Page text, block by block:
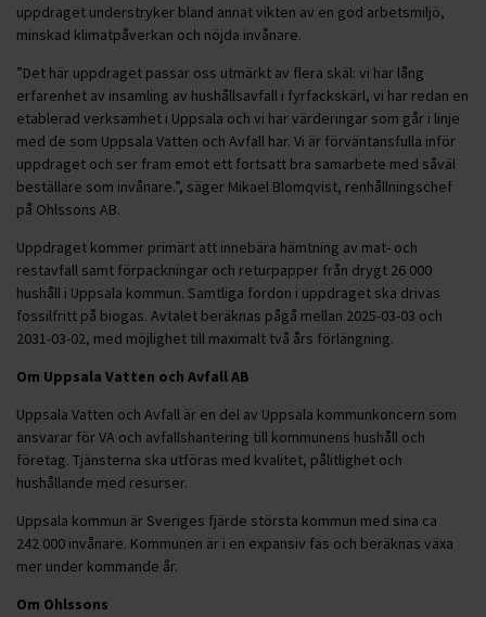
uppdraget understryker bland annat vikten av en god arbetsmiljö,
minskad klimatpåverkan och nöjda invånare.
”Det här uppdraget passar oss utmärkt av flera skäl: vi har lång
erfarenhet av insamling av hushållsavfall i fyrfackskärl, vi har redan en
etablerad verksamhet i Uppsala och vi har värderingar som går i linje
med de som Uppsala Vatten och Avfall har. Vi är förväntansfulla inför
uppdraget och ser fram emot ett fortsatt bra samarbete med såväl
beställare som invånare.”, säger Mikael Blomqvist, renhållningschef
på Ohlssons AB.
Uppdraget kommer primärt att innebära hämtning av mat- och
restavfall samt förpackningar och returpapper från drygt 26 000
hushåll i Uppsala kommun. Samtliga fordon i uppdraget ska drivas
fossilfritt på biogas. Avtalet beräknas pågå mellan 2025-03-03 och
2031-03-02, med möjlighet till maximalt två års förlängning.
Om Uppsala Vatten och Avfall AB
Uppsala Vatten och Avfall är en del av Uppsala kommunkoncern som
ansvarar för VA och avfallshantering till kommunens hushåll och
företag. Tjänsterna ska utföras med kvalitet, pålitlighet och
hushållande med resurser.
Uppsala kommun är Sveriges fjärde största kommun med sina ca
242 000 invånare. Kommunen är i en expansiv fas och beräknas växa
mer under kommande år.
Om Ohlssons